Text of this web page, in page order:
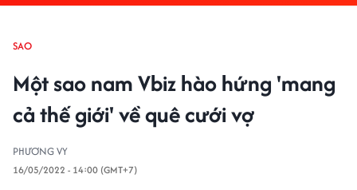
SAO
Một sao nam Vbiz hào hứng 'mang
cả thế giới' về quê cưới vợ
PHƯƠNG VY
16/05/2022 - 14:00 (GMT+7)